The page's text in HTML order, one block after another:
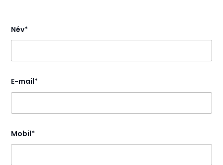
Név*
E-mail*
Mobil*